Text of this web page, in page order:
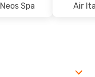
Neos Spa Air